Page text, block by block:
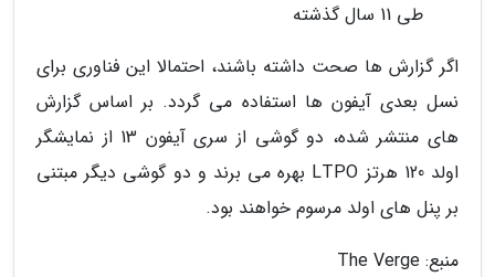
طی 11 سال گذشته
اگر گزارش ها صحت داشته باشند، احتمالا این فناوری برای
نسل بعدی آیفون ها استفاده می گردد. بر اساس گزارش
های منتشر شده، دو گوشی از سری آیفون 13 از نمایشگر
اولد 120 هرتز LTPO بهره می برند و دو گوشی دیگر مبتنی
بر پنل های اولد مرسوم خواهند بود.
منبع: The Verge